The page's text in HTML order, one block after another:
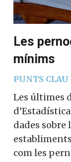
Les
mínims
PUNTS
Les últimes
dades sobre
com les